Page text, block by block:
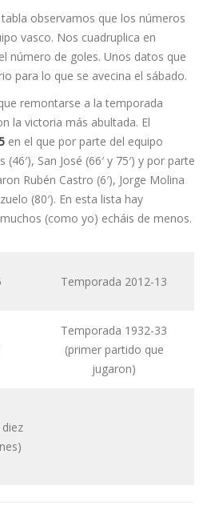
observamos que los números
vasco. Nos cuadruplica en
número de goles. Unos datos que
para lo que se avecina el sábado.
remontarse a la temporada
la victoria más abultada. El
en el que por parte del equipo
San José (66′ y 75′) y por parte
Rubén Castro (6′), Jorge Molina
(80′). En esta lista hay
(como yo) echáis de menos.
Temporada 2012-13
Temporada 1932-33
(primer partido que
jugaron)